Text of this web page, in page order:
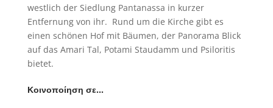
westlich der Siedlung Pantanassa in kurzer
Entfernung von ihr. Rund um die Kirche gibt es
einen schönen Hof mit Bäumen, der Panorama Blick
auf das Amari Tal, Potami Staudamm und Psiloritis
bietet.
Κοινοποίηση σε…